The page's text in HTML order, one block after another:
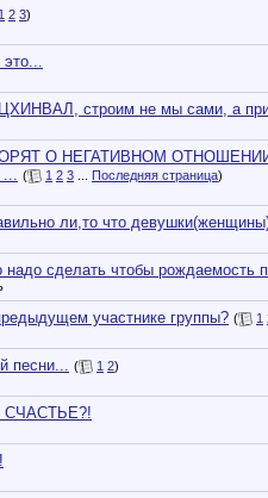
1 2 3)
строим не мы сами, а
О НЕГАТИВНОМ
( 1 2 3 Последняя страница)
ли,то что
надо сделать чтобы рождаемость
участнике группы? ( 1
песни... ( 1 2)
СЧАСТЬЕ?!